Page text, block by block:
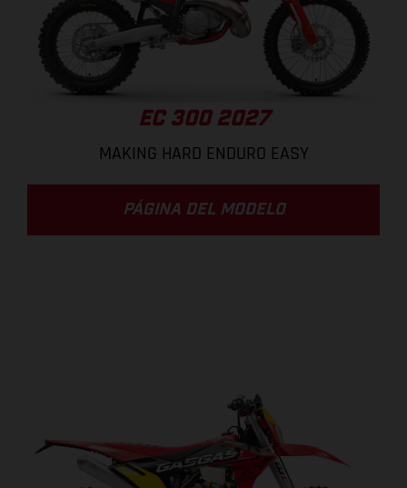
EC 300 2027
MAKING HARD ENDURO EASY
PÁGINA DEL MODELO